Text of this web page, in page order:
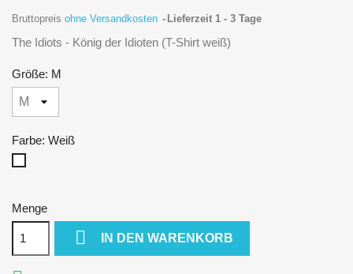
Bruttopreis ohne Versandkosten Lieferzeit 1 - 3 Tage
The Idiots - König der Idioten (T-Shirt weiß)
Größe: M
Farbe: Weiß
Menge
 IN DEN WARENKORB